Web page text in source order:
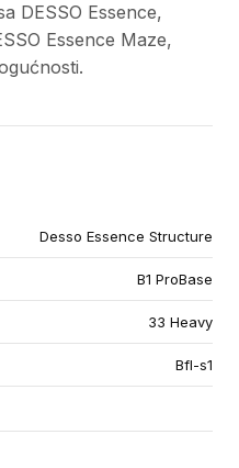
DESSO Essence,
Essence Maze,
Desso Essence Structure
B1 ProBase
33 Heavy
Bfl-s1